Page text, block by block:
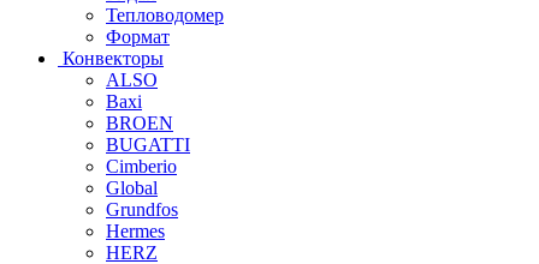
Тепловодомер
Формат
Конвекторы
ALSO
Baxi
BROEN
BUGATTI
Cimberio
Global
Grundfos
Hermes
HERZ